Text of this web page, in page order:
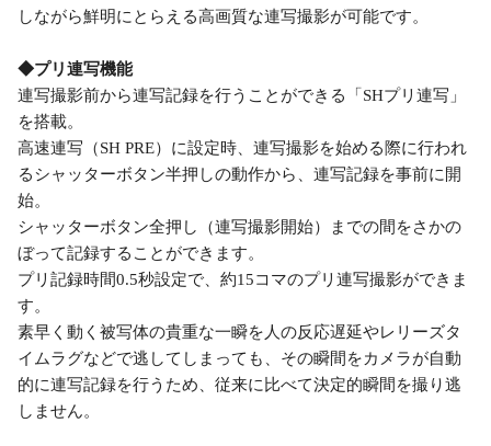
しながら鮮明にとらえる高画質な連写撮影が可能です。
◆プリ連写機能
連写撮影前から連写記録を行うことができる「SHプリ連写」
を搭載。
高速連写（SH PRE）に設定時、連写撮影を始める際に行われ
るシャッターボタン半押しの動作から、連写記録を事前に開
始。
シャッターボタン全押し（連写撮影開始）までの間をさかの
ぼって記録することができます。
プリ記録時間0.5秒設定で、約15コマのプリ連写撮影ができま
す。
素早く動く被写体の貴重な一瞬を人の反応遅延やレリーズタ
イムラグなどで逃してしまっても、その瞬間をカメラが自動
的に連写記録を行うため、従来に比べて決定的瞬間を撮り逃
しません。